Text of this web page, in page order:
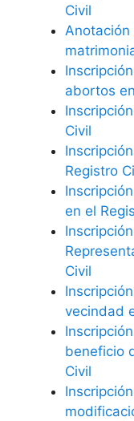
Civil
Anotación
abortos
Civil
Registro
en el
Civil
vecindad
beneficio
Civil